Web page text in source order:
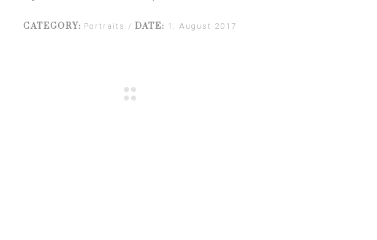
CATEGORY: Portraits DATE: 1. August 2017